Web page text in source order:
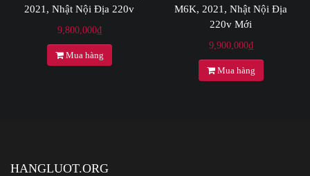
2021, Nhật Nội Địa 220v
9,800,000₫
Mua hàng
M6K, 2021, Nhật Nội Địa
220v Mới
9,900,000₫
Mua hàng
HANGLUOT.ORG